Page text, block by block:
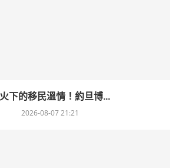
下的移民溫情！約旦博...
2026-08-07 21:21